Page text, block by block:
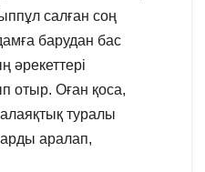
салған соң
барудан бас
әрекеттері
отыр. Оған қоса,
туралы
аралап,